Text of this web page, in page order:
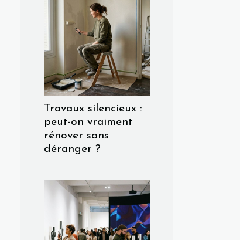
Travaux silencieux :
peut-on vraiment
rénover sans
déranger ?